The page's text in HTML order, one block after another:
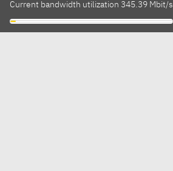
Current bandwidth utilization 345.39 Mbit/s